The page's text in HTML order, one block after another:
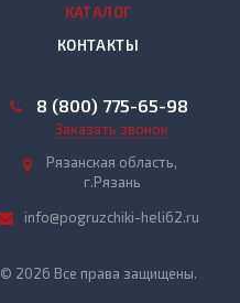
КАТАЛОГ
КОНТАКТЫ
8 (800) 775-65-98
Заказать звонок
Рязанская область,
г.Рязань
info@pogruzchiki-heli62.ru
© 2026 Все права защищены.